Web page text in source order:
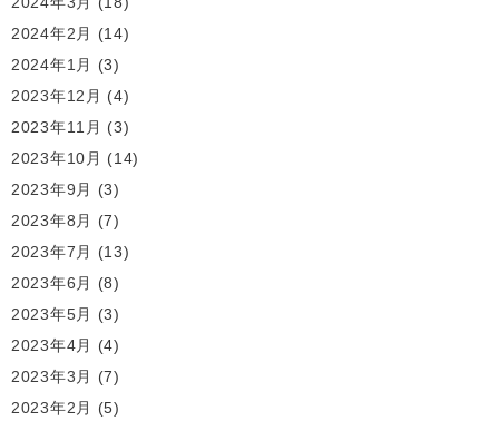
2024年2月
(14)
2024年1月
(3)
2023年12月 (4)
2023年11月 (3)
2023年10月 (14)
2023年9月
(3)
2023年8月
(7)
2023年7月
(13)
2023年6月
(8)
2023年5月
(3)
2023年4月
(4)
2023年3月
(7)
2023年2月
(5)